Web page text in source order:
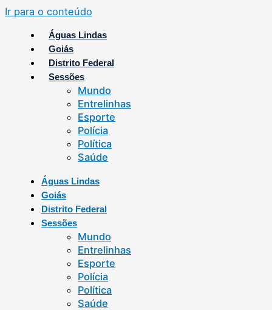
Ir para o conteúdo
Águas Lindas
Goiás
Distrito Federal
Sessões
Mundo
Entrelinhas
Esporte
Polícia
Política
Saúde
Águas Lindas
Goiás
Distrito Federal
Sessões
Mundo
Entrelinhas
Esporte
Polícia
Política
Saúde